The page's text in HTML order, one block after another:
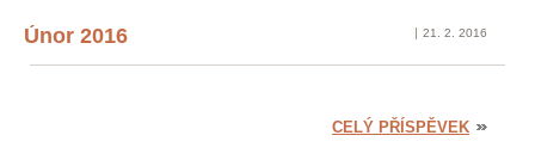
Únor 2016 21. 2. 2016
CELÝ PŘÍSPĚVEK